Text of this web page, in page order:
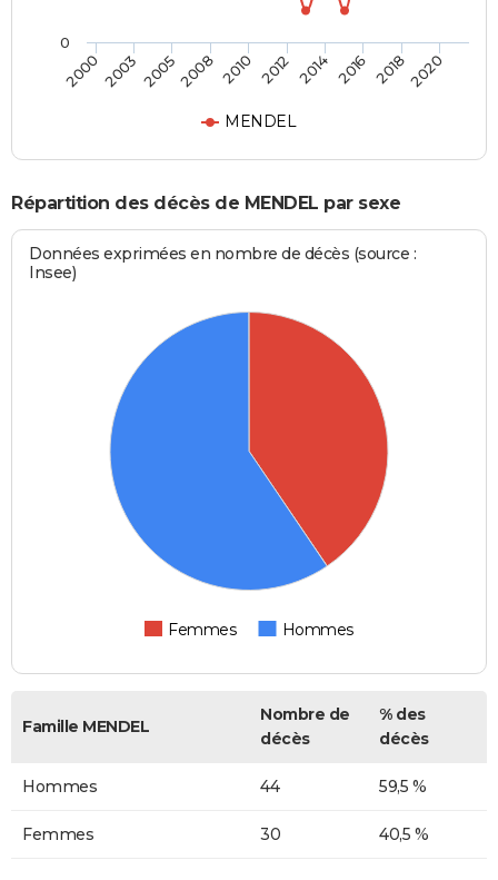
MENDEL
2000200320052008 2010 2012 2014 2016 20182020
0
Répartition des décès de MENDEL par sexe
Données exprimées en nombre de décès (source :
Insee)
Femmes Hommes
Famille MENDEL
Nombre de
décès
% des
décès
Hommes 44 59,5 %
Femmes 30 40,5 %